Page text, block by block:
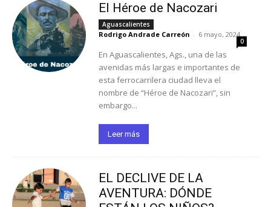
El Héroe de Nacozari
Aguascalientes
Rodrigo Andrade Carreón - 6 mayo, 2024
0
En Aguascalientes, Ags., una de las
avenidas más largas e importantes de
esta ferrocarrilera ciudad lleva el
nombre de “Héroe de Nacozari”, sin
embargo...
Leer más
EL DECLIVE DE LA
AVENTURA: DÓNDE